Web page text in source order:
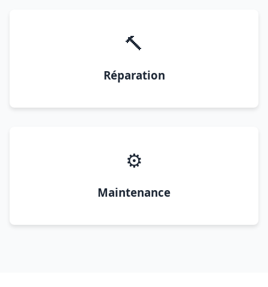
🔨
Réparation
⚙️
Maintenance